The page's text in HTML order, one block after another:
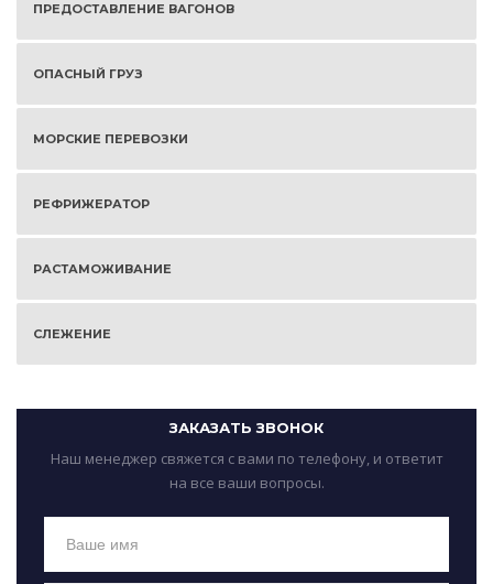
ПРЕДОСТАВЛЕНИЕ ВАГОНОВ
ОПАСНЫЙ ГРУЗ
МОРСКИЕ ПЕРЕВОЗКИ
РЕФРИЖЕРАТОР
РАСТАМОЖИВАНИЕ
СЛЕЖЕНИЕ
ЗАКАЗАТЬ ЗВОНОК
Наш менеджер свяжется с вами по телефону, и ответит
на все ваши вопросы.